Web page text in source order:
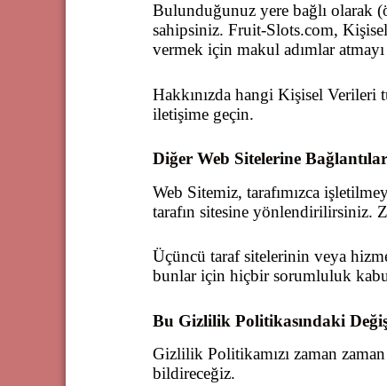
Bulunduğunuz yere bağlı olarak
sahipsiniz. Fruit-Slots.com, Kişisel
vermek için makul adımlar atmayı
Hakkınızda hangi Kişisel Verileri
iletişime geçin.
Diğer Web Sitelerine Bağlantılar
Web Sitemiz, tarafımızca
tarafın sitesine yönlendirilirsiniz.
Üçüncü taraf sitelerinin veya
bunlar için hiçbir sorumluluk
Bu Gizlilik Politikasındaki
Gizlilik Politikamızı zaman
bildireceğiz.